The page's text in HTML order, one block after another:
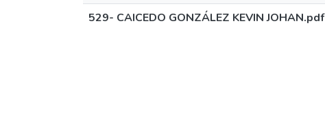
529- CAICEDO GONZÁLEZ KEVIN JOHAN.pdf